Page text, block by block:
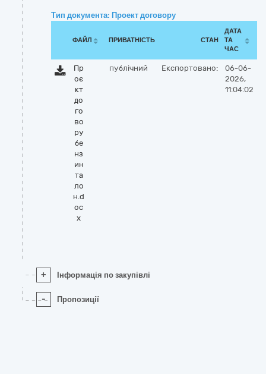
Тип документа: Проект договору
ФАЙЛ ПРИВАТНІСТЬ СТАН
ДАТА
ТА
ЧАС
Пр
оє
кт
до
го
во
ру
бе
нз
ин
та
ло
н.d
oc
x
публічний Експортовано:
06-06-
2026,
11:04:02
+ Інформація по закупівлі
- Пропозиції